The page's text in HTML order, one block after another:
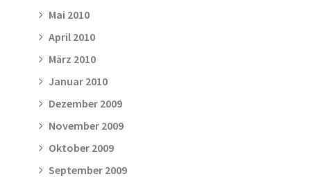
Mai 2010
April 2010
März 2010
Januar 2010
Dezember 2009
November 2009
Oktober 2009
September 2009